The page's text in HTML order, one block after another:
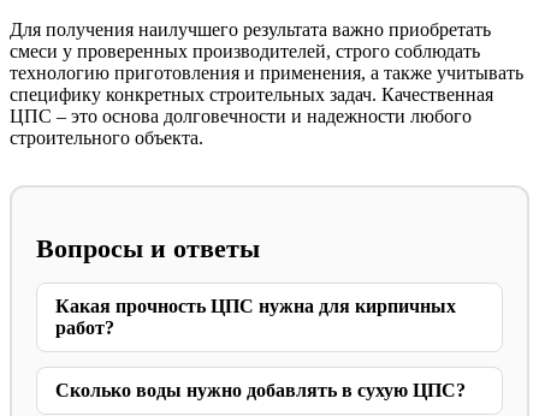
Для получения наилучшего результата важно приобретать
смеси у проверенных производителей, строго соблюдать
технологию приготовления и применения, а также учитывать
специфику конкретных строительных задач. Качественная
ЦПС – это основа долговечности и надежности любого
строительного объекта.
Вопросы и ответы
Какая прочность ЦПС нужна для кирпичных
работ?
Сколько воды нужно добавлять в сухую ЦПС?